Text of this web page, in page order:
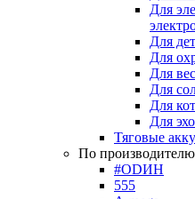
Для
Для
Для
Для
Для
Для
Для
Тяговые
По производителю
#ODИН
555